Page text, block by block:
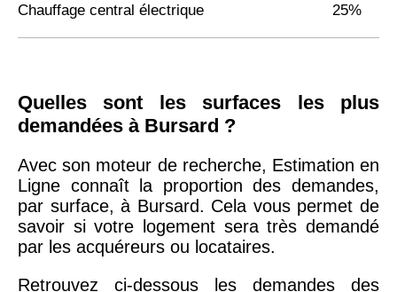
Chauffage central électrique 25%
Quelles sont les surfaces les plus
demandées à Bursard ?
Avec son moteur de recherche, Estimation en
Ligne connaît la proportion des demandes,
par surface, à Bursard. Cela vous permet de
savoir si votre logement sera très demandé
par les acquéreurs ou locataires.
Retrouvez ci-dessous les demandes des